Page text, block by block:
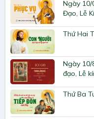
Ngày 10/
Đạo, Lễ
Thứ Hai
Ngày 10/
đạo, Lễ
Thứ Ba